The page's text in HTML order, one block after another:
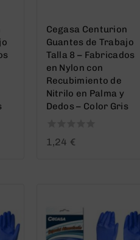
Cegasa Centurion
Guantes de Trabajo
Talla 8 – Fabricados
en Nylon con
Recubimiento de
Nitrilo en Palma y
Dedos – Color Gris
0
1,24 €